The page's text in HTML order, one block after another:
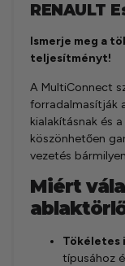
RENAULT
Ismerje meg a
teljesítményt!
A MultiConnect
forradalmasítják
kialakításnak és
köszönhetően
vezetés
Miért
Tökéletes
típusához